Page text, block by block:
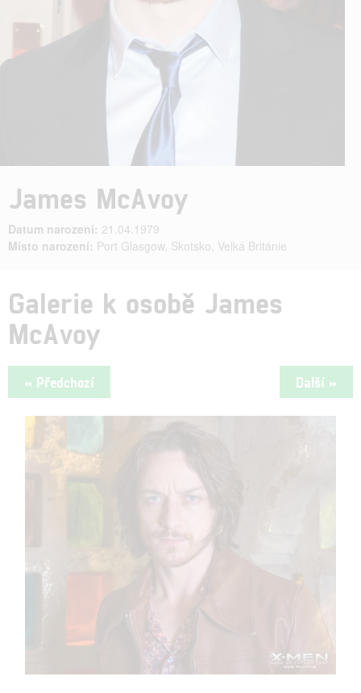
James McAvoy
Datum narození: 21.04.1979
Místo narození: Port Glasgow, Skotsko, Velká Británie
Galerie k osobě James
McAvoy
« Předchozí Další »